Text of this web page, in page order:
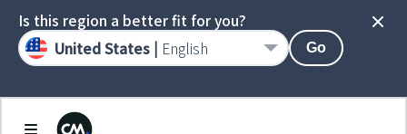
Is this region a better fit for you?
United States | English Go